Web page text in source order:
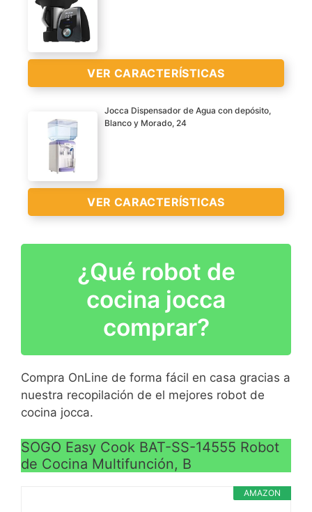
VER
VER CARACTERÍSTICAS
CARACTERÍSTICAS
>
Jocca Dispensador de Agua con depósito,
Blanco y Morado, 24
VER CARACTERÍSTICAS
>
¿Qué robot de
cocina jocca
comprar?
Compra OnLine de forma fácil en casa gracias a
nuestra recopilación de el mejores robot de
cocina jocca.
SOGO Easy Cook BAT-SS-14555 Robot
de Cocina Multifunción, B
AMAZON